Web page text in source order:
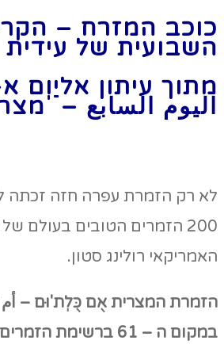
כוכב המזרח –
השבועית של עידית
מתוך עיתון אליַוְם
اليوم السابع –
לא רק הזמרת עפרה חזה זכתה
200 הזמרים הטובים בעולם
האמריקאי רולינג סטון.
הזמרת המצרית אֻם כֻּלְת'וּם – أم
במקום ה – 61 ברשימת